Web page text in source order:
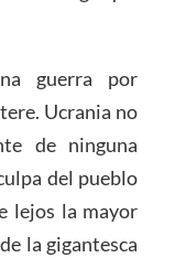
guerra por
Ucrania no
de ninguna
del pueblo
lejos la mayor
la gigantesca